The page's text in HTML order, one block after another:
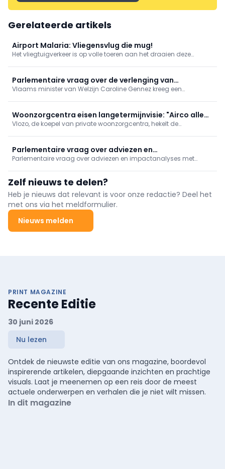
Gerelateerde artikels
Airport Malaria: Vliegensvlug die mug!
Het vliegtuigverkeer is op volle toeren aan het draaien deze
Direct, 2026).
Parlementaire vraag over de verlenging van
beheersovereenkomsten voor preventief
gezondheidsbeleid
Vlaams minister van Welzijn Caroline Gennez kreeg een
Woonzorgcentra eisen langetermijnvisie: "Airco alleen
bereidt ons niet voor op toekomst"
Vlozo, de koepel van private woonzorgcentra, hekelt de
tegenhanger Femarbel voor een modernisering van de
erkennings- en investeringskaders.
Parlementaire vraag over adviezen en
impactanalyses met betrekking tot de hervorming
ziekenhuislandschap
Parlementaire vraag over adviezen en impactanalyses met
Zelf nieuws te delen?
Heb je nieuws dat relevant is voor onze redactie? Deel het
met ons via het meldformulier.
Nieuws melden
PRINT MAGAZINE
Recente Editie
30 juni 2026
Nu lezen
Ontdek de nieuwste editie van ons magazine, boordevol
inspirerende artikelen, diepgaande inzichten en prachtige
visuals. Laat je meenemen op een reis door de meest
actuele onderwerpen en verhalen die je niet wilt missen.
In dit magazine